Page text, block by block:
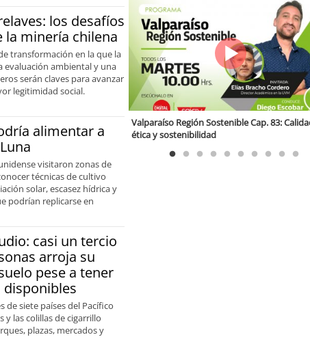
los desafíos
minería chilena
transformación en la que la
evaluación ambiental y una
serán claves para avanzar
legitimidad social.
alimentar a
visitaron zonas de
técnicas de cultivo
solar, escasez hídrica y
podrían replicarse en
casi un tercio
arroja su
pese a tener
de siete países del Pacífico
las colillas de cigarrillo
plazas, mercados y
Valparaíso Región Sostenible Cap. 83:
ética y sostenibilidad